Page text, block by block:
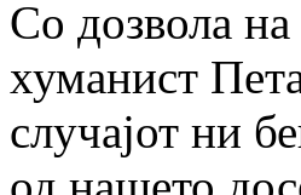
Со дозвола
хуманист
случајот ни